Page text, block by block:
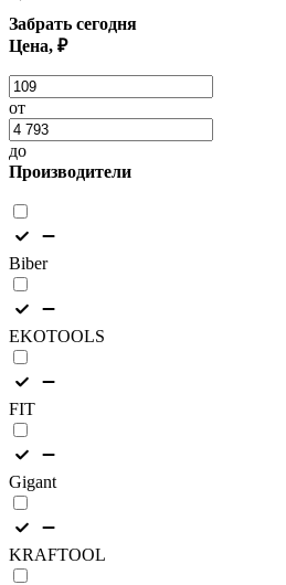
Забрать сегодня
Цена, ₽
от
до
Производители
Biber
EKOTOOLS
FIT
Gigant
KRAFTOOL